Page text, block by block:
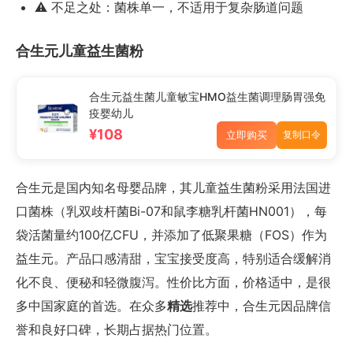
⚠️ 不足之处：菌株单一，不适用于复杂肠道问题
合生元儿童益生菌粉
合生元益生菌儿童敏宝HMO益生菌调理肠胃强免
疫婴幼儿
¥108 立即购买 复制口令
合生元是国内知名母婴品牌，其儿童益生菌粉采用法国进
口菌株（乳双歧杆菌Bi-07和鼠李糖乳杆菌HN001），每
袋活菌量约100亿CFU，并添加了低聚果糖（FOS）作为
益生元。产品口感清甜，宝宝接受度高，特别适合缓解消
化不良、便秘和轻微腹泻。性价比方面，价格适中，是很
多中国家庭的首选。在众多精选推荐中，合生元因品牌信
誉和良好口碑，长期占据热门位置。